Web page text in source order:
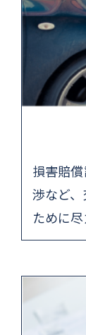
損害賠
渉など
ために尽